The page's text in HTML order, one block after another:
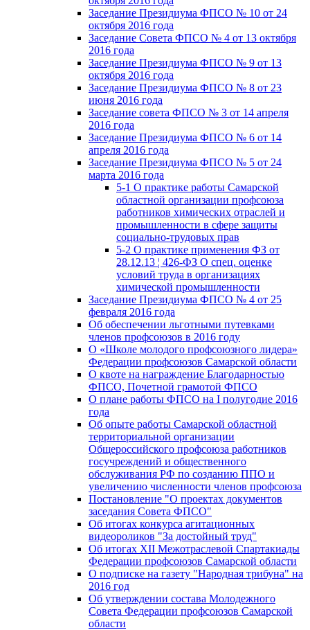
Заседание Президиума ФПСО № 10 от 24
октября 2016 года
Заседание Совета ФПСО № 4 от 13 октября
2016 года
Заседание Президиума ФПСО № 9 от 13
октября 2016 года
Заседание Президиума ФПСО № 8 от 23
июня 2016 года
Заседание совета ФПСО № 3 от 14 апреля
2016 года
Заседание Президиума ФПСО № 6 от 14
апреля 2016 года
Заседание Президиума ФПСО № 5 от 24
марта 2016 года
5-1 О практике работы Самарской
областной организации профсоюза
работников химических отраслей и
промышленности в сфере защиты
социально-трудовых прав
5-2 О практике применения ФЗ от
28.12.13 ¦ 426-ФЗ О спец. оценке
условий труда в организациях
химической промышленности
Заседание Президиума ФПСО № 4 от 25
февраля 2016 года
Об обеспечении льготными путевками
членов профсоюзов в 2016 году
О «Школе молодого профсоюзного лидера»
Федерации профсоюзов Самарской области
О квоте на награждение Благодарностью
ФПСО, Почетной грамотой ФПСО
О плане работы ФПСО на I полугодие 2016
года
Об опыте работы Самарской областной
территориальной организации
Общероссийского профсоюза работников
госучреждений и общественного
обслуживания РФ по созданию ППО и
увеличению численности членов профсоюза
Постановление "О проектах документов
заседания Совета ФПСО"
Об итогах конкурса агитационных
видеороликов "За достойный труд"
Об итогах XII Межотраслевой Спартакиады
Федерации профсоюзов Самарской области
О подписке на газету "Народная трибуна" на
2016 год
Об утверждении состава Молодежного
Совета Федерации профсоюзов Самарской
области